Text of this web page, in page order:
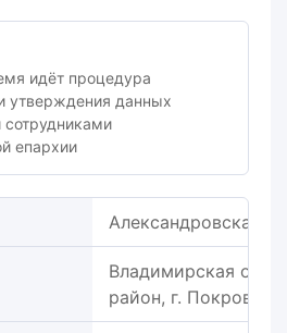
идёт процедура
утверждения данных
сотрудниками
епархии
Александровская
Владимирская
район, г. Покров,